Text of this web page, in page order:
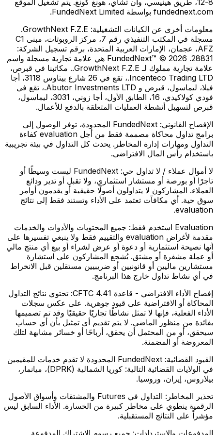
fundednext.com بواسطة FundedNext Limited.
معلومات أخرى عن الكيانات التشغيلية:
GrowthNext F.Z.E.
مسجلة في المكتب التنفيذي رقم 7، مركز الروبوتات، مبنى C1
AFZ، عجمان، الإمارات العربية المتحدة، برقم تسجيل الشركة:
28831. FundedNext™ © 2026 هي علامة تجارية مسجلة واسم
علامة تجارية مملوك لـ GrowthNext F.Z.E.. مكاتبنا في قبرص،
Incenteco Trading LTD.، تقع في 26 شارع بيتاوس 3118، أجا
فيلا، ليماسول، قبرص و Abutor Investments LTD.، تقع في
فودي كولاكيدي، 16، الطابق الأول، أجا زوني، 3031، ليماسول،
قبرص لتسهيل أنشطة العمليات المتعلقة بالدفع للأعمال.
الإفصاح القانوني:
FundedNext المحدودة، توفر الوصول إلى
برامج تداول محاكاة مصممة فقط من أجل evaluation كفاءة
التداول ومهارات إدارة المخاطر. يحدث كل التداول في بيئة تجريبية
باستخدام رأس المال الافتراضي.
لا أموال عملاء / لا تداول حي:
FundedNext ليست وسيطًا أو
تاجرًا أو بورصة أو مستشار استثماري، ولا تقبل أو تدير ودائع
العملاء. المشاركون لا يتداولون أصولًا حقيقية أو يقدمون أوامر
سوق حية. أي مكافآت تعتمد على الأداء وتستند فقط إلى نتائج
evaluation.
Evaluation استخدم فقط:
جميع المحتويات والأدوات والخدمات
مقدمة لأغراض evaluation والتقييم فقط ولا ينبغي تفسيرها على
أنها نصيحة استثمارية أو دعوة أو عرض لشراء أو بيع أي منتج مالي
أو عملة مشفرة أو مشتق. يُشجع المشاركون على استشارة
مستشارين ماليين أو قانونيين أو ضريبيين مستقلين قبل الانخراط
في أي نشاط تداول خارج هذا البرنامج.
إفصاح الأداء الافتراضي - قاعدة CFTC 4.41:
تحتوي نتائج التداول
المحاكاة أو الافتراضية على قيود جوهرية. على عكس سجلات
الأداء الفعلية، فإنها لا تمثل نشاطًا تجاريًا حقيقيًا وقد تم تصميمها
بفائدة من منظور الماضي. لا يتم تقديم أي تمثيل بأن أي حساب
سيحقق، أو من المحتمل أن يحقق، أرباحًا أو خسائر مشابهة لتلك
المعروضة أو المضمنة.
القيود القضائية:
FundedNext المحدودة لا تقدم خدمات للمقيمين
في الولايات القضائية التالية: كوريا الشمالية (DPRK)، ميانمار،
بيلاروس، إيران، وروسيا.
تحذير المخاطر:
التداول في Futures والمشتقات وأسواق الأصول
الرقمية ينطوي على مخاطر كبيرة من الخسارة. الأداء السابق ليس
مؤشراً على النتائج المستقبلية.
المدفوعات والاستردادات: جميع رسوم الاشتراك المدفوعة